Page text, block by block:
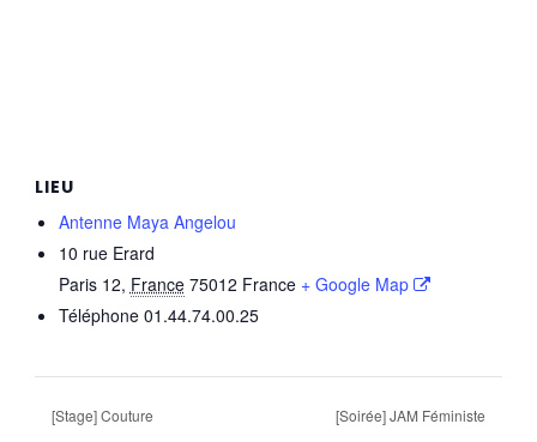
LIEU
Antenne Maya Angelou
10 rue Erard
Paris 12, France 75012 France + Google Map
Téléphone 01.44.74.00.25
[Stage] Couture [Soirée] JAM Féministe